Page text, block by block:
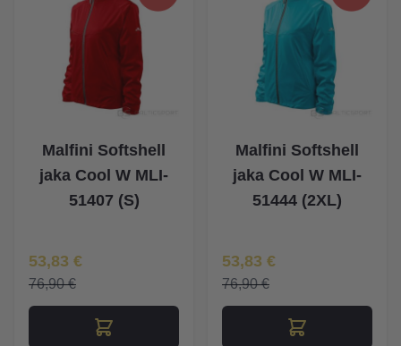
Malfini Softshell
jaka Cool W MLI-
51407 (S)
Īpaša Cena
53,83 €
76,90 €
Malfini Softshell
jaka Cool W MLI-
51444 (2XL)
Īpaša Cena
53,83 €
76,90 €